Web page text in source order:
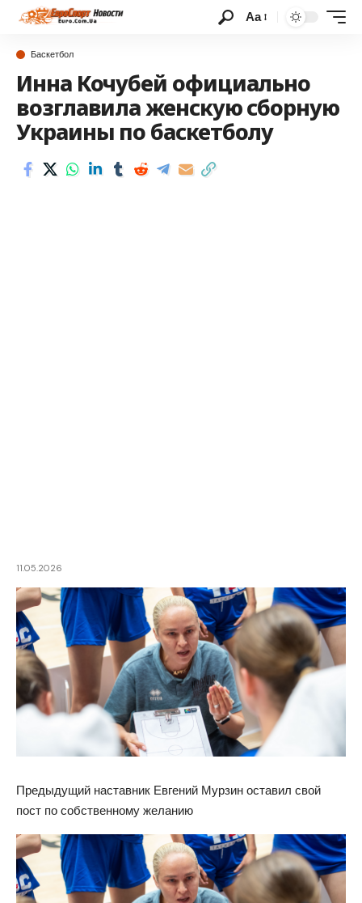
Аа
Баскетбол
Инна Кочубей официально
возглавила женскую сборную
Украины по баскетболу
11.05.2026
Предыдущий наставник Евгений Мурзин оставил свой
пост по собственному желанию